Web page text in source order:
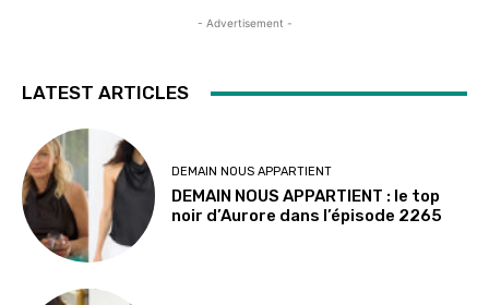
- Advertisement -
LATEST ARTICLES
DEMAIN NOUS APPARTIENT
DEMAIN NOUS APPARTIENT : le top
noir d’Aurore dans l’épisode 2265